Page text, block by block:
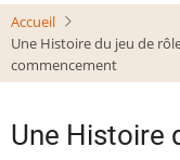
Accueil
Une Histoire du jeu de
commencement
Une Histoire